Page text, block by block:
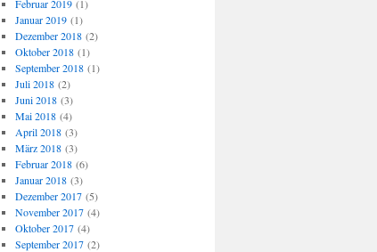
Februar 2019(1)
Januar 2019(1)
Dezember 2018(2)
Oktober 2018(1)
September 2018(1)
Juli 2018(2)
Juni 2018(3)
Mai 2018(4)
April 2018(3)
März 2018(3)
Februar 2018(6)
Januar 2018(3)
Dezember 2017(5)
November 2017(4)
Oktober 2017(4)
September 2017(2)